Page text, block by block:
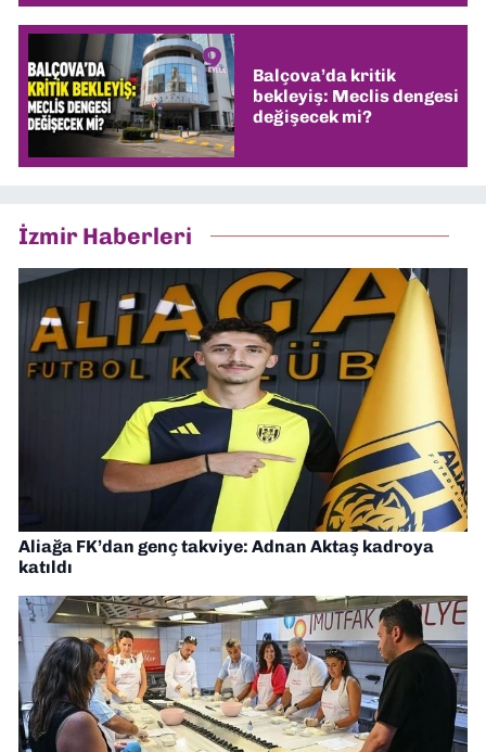
Balçova’da kritik
bekleyiş: Meclis dengesi
değişecek mi?
İzmir Haberleri
Aliağa FK’dan genç takviye: Adnan Aktaş kadroya
katıldı